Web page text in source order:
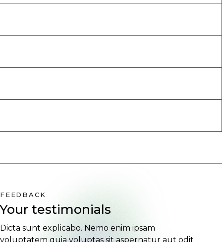
FEEDBACK
Your testimonials
Dicta sunt explicabo. Nemo enim ipsam
voluptatem quia voluptas sit aspernatur aut odit